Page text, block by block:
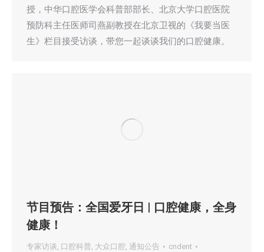
授，中华口腔医学会科普部部长、北京大学口腔医院
预防科主任医师司燕副教授在北京卫视的《我要当医
生》栏目接受访谈，带您一起谈谈我们的口腔健康。
节目预告：全国爱牙日 | 口腔健康，全身
健康！
专家访谈, 口腔科普, 大众口腔, 通知公告
cndent